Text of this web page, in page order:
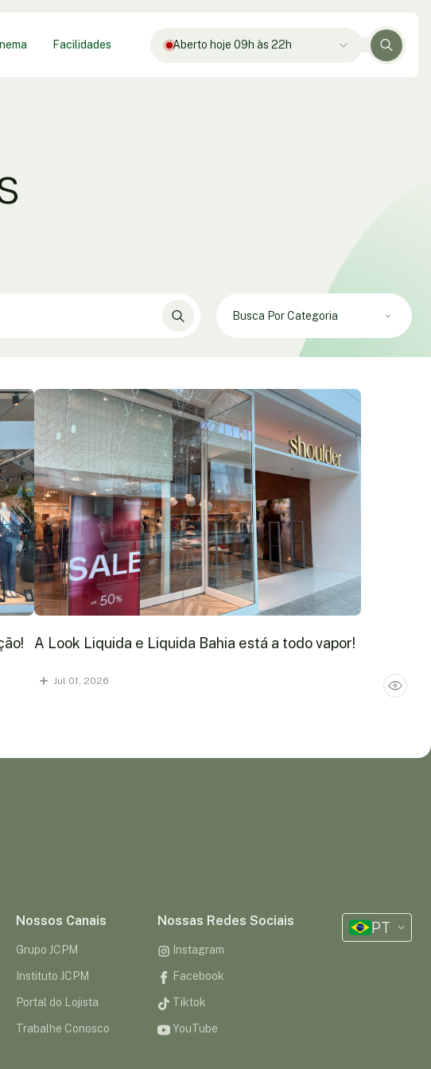
Facilidades Aberto hoje 09h às 22h
Busca Por Categoria
A Look Liquida e Liquida Bahia está a todo vapor!
Jul 01, 2026
Nossos Canais
Grupo JCPM
Instituto JCPM
Portal do Lojista
Trabalhe Conosco
Nossas Redes Sociais
Instagram
Facebook
Tiktok
YouTube
PT